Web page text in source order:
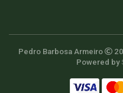
Pedro Barbosa Armeiro
Powered by